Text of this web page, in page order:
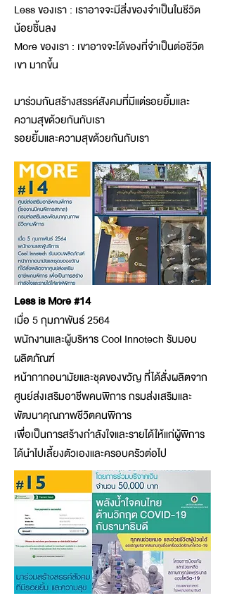
Less ของเรา : เราอาจจะมีสิ่งของจำเป็นในชีวิต
น้อยชิ้นลง
More ของเรา : เขาอาจจะได้ของที่จำเป็นต่อชีวิต
เขา มากขึ้น
มาร่วมกันสร้างสรรค์สังคมที่มีแต่รอยยิ้มและ
ความสุขด้วยกันกับเรา
รอยยิ้มและความสุขด้วยกันกับเรา
Less is More #14
เมื่อ 5 กุมภาพันธ์ 2564
พนักงานและผู้บริหาร Cool Innotech รับมอบ
ผลิตภัณฑ์
หน้ากากอนามัยและชุดของขวัญ ที่ได้สั่งผลิตจาก
ศูนย์ส่งเสริมอาชีพคนพิการ กรมส่งเสริมและ
พัฒนาคุณภาพชีวิตคนพิการ
เพื่อเป็นการสร้างกำลังใจและรายได้ให้แก่ผู้พิการ
ได้นำไปเลี้ยงตัวเองและครอบครัวต่อไป